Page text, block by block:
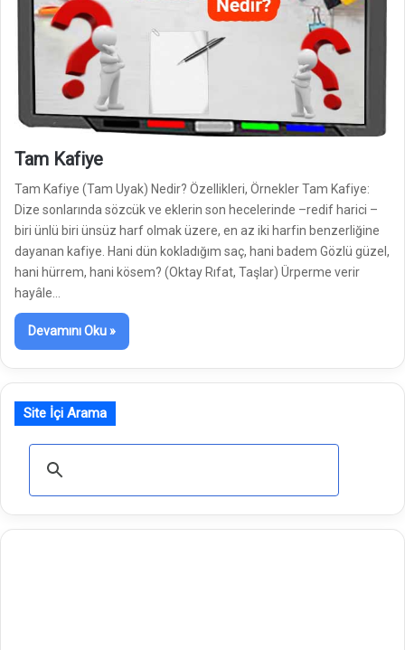
Tam Kafiye
Tam Kafiye (Tam Uyak) Nedir? Özellikleri, Örnekler Tam Kafiye:
Dize sonlarında sözcük ve eklerin son hecelerinde –redif harici –
biri ünlü biri ünsüz harf olmak üzere, en az iki harfin benzerliğine
dayanan kafiye. Hani dün kokladığım saç, hani badem Gözlü güzel,
hani hürrem, hani kösem? (Oktay Rıfat, Taşlar) Ürperme verir
hayâle…
Devamını Oku »
Site İçi Arama